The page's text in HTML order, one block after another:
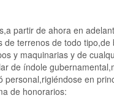
partir de ahora en
de terrenos de todo tipo,de
y maquinarias y de
de índole
personal,rigiéndose en
de honorarios: